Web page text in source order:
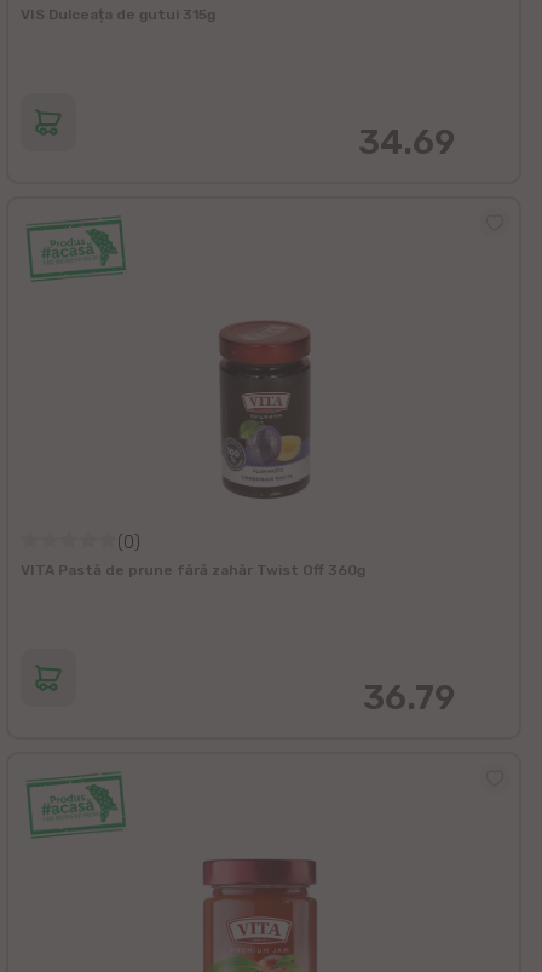
VIS Dulceața de gutui 315g
34.69
(0)
VITA Pastă de prune fără zahăr Twist Off 360g
36.79